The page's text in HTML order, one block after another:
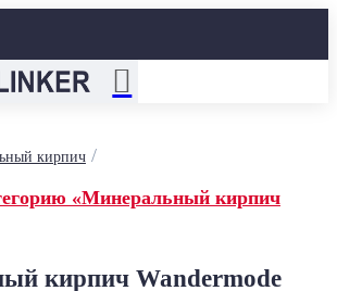
кирпич/
«Минеральный кирпич
кирпич Wandermode